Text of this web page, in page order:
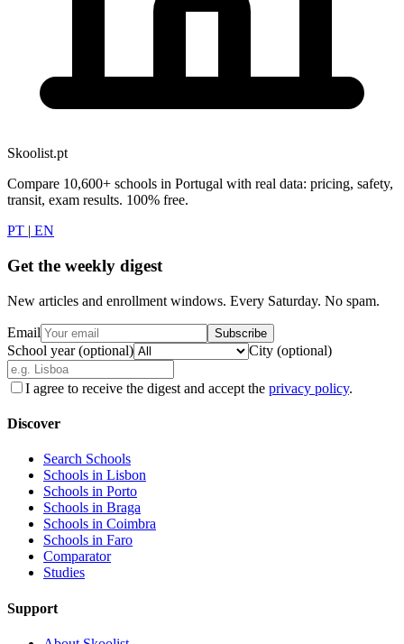
Skoolist.pt
Compare 10,600+ schools in Portugal with real data: pricing, safety,
transit, exam results. 100% free.
PT | EN
Get the weekly digest
New articles and enrollment windows. Every Saturday. No spam.
Email Subscribe
School year (optional) City (optional)
I agree to receive the digest and accept the privacy policy.
Discover
Search Schools
Schools in Lisbon
Schools in Porto
Schools in Braga
Schools in Coimbra
Schools in Faro
Comparator
Studies
Support